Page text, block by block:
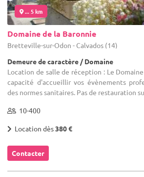
... 5 km
Domaine de la Baronnie
Bretteville-sur-Odon - Calvados (14)
Demeure de caractère / Domaine
Location de salle de réception : Le
capacité d'accueillir vos évènements
des normes sanitaires. Pas de restauration
10-400
Location dès380 €
Contacter